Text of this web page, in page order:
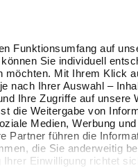
Funktionsumfang auf
können Sie individuell
Mit Ihrem Klick
nach Ihrer Auswahl –
Ihre Zugriffe auf unsere
die Weitergabe von
Medien, Werbung
Partner führen die
die Sie anderweitig
Einwilligung richtet